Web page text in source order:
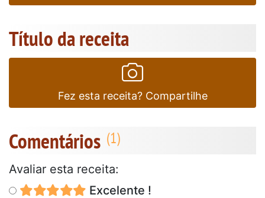
Título da receita
Fez esta receita? Compartilhe
Comentários
Avaliar esta receita:
Excelente !